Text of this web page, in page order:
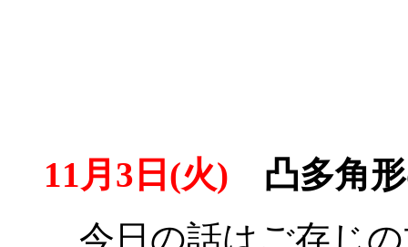
11月3日(火) 凸多角形
今日の話はご存じ